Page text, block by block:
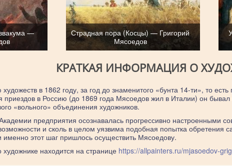
—
Страдная пора (Косцы) — Григорий
Мясоедов
КРАТКАЯ ИНФОРМАЦИЯ О
в 1862 году, за год до знаменитого «бунта 14-ти», то
приездов в Россию (до 1869 года Мясоедов жил в Италии) он
«вольного» объединения художников.
предприятия осознавалась прогрессивно настроенными
и сколь в целом уязвима подобная попытка
этот шаг пришлось осуществить Мясоедову.
находится на странице https://allpainters.ru/mjasoedov-